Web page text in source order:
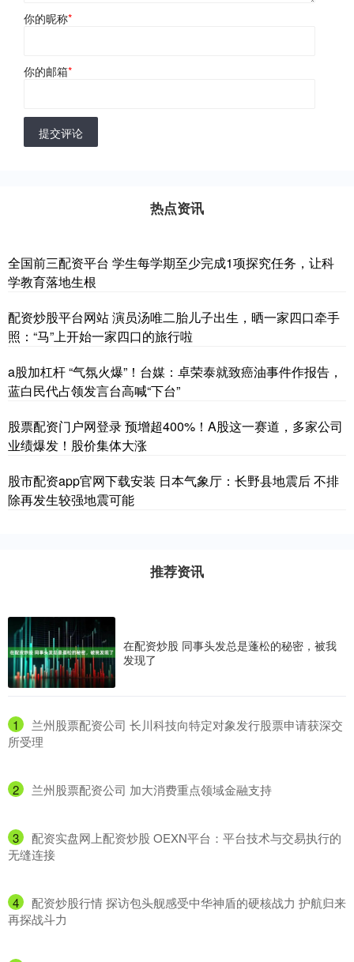
你的昵称*
你的邮箱*
提交评论
热点资讯
全国前三配资平台 学生每学期至少完成1项探究任务，让科
学教育落地生根
配资炒股平台网站 演员汤唯二胎儿子出生，晒一家四口牵手
照：“马”上开始一家四口的旅行啦
a股加杠杆 “气氛火爆”！台媒：卓荣泰就致癌油事件作报告，
蓝白民代占领发言台高喊“下台”
股票配资门户网登录 预增超400%！A股这一赛道，多家公司
业绩爆发！股价集体大涨
股市配资app官网下载安装 日本气象厅：长野县地震后 不排
除再发生较强地震可能
推荐资讯
在配资炒股 同事头发总是蓬松的秘密，被我
发现了
1
​兰州股票配资公司 长川科技向特定对象发行股票申请获深交
所受理
2 ​兰州股票配资公司 加大消费重点领域金融支持
3
​配资实盘网上配资炒股 OEXN平台：平台技术与交易执行的
无缝连接
4
​配资炒股行情 探访包头舰感受中华神盾的硬核战力 护航归来
再探战斗力